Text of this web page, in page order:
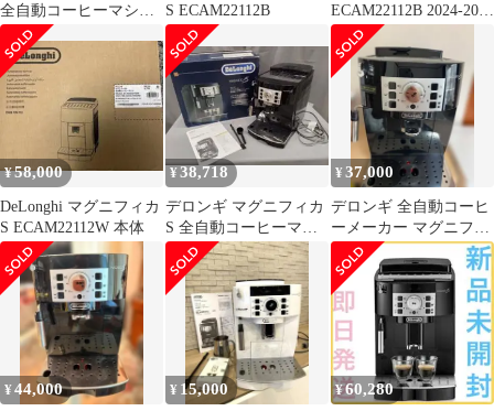
全自動コーヒーマシン
ECAM22112B ブラック
S ECAM22112B
ECAM22112B 2024-2025
年
¥58,000
DeLonghi マグニフィカ
S ECAM22112W 本体
¥38,718
デロンギ マグニフィカ
S 全自動コーヒーマシ
ン ECAM22112B ブラッ
ク
¥37,000
デロンギ 全自動コーヒ
ーメーカー マグニフィ
カS ブラック
ECAM22112B
¥44,000 ¥ 15,000 ¥60,280